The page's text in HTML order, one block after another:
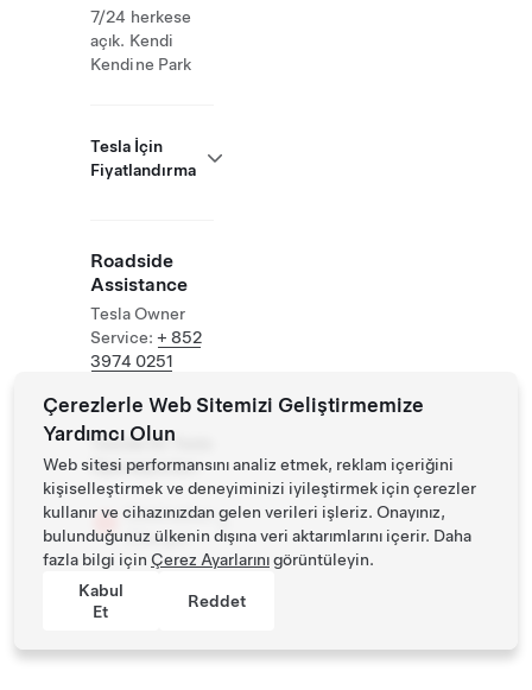
7/24 herkese
açık. Kendi
Kendine Park
Tesla İçin
Fiyatlandırma
Roadside
Assistance
Tesla Owner
Service: + 852
3974 0251
Tesiste Ek Tesla
Operasyonları
Destination
Charger
Çerezlerle Web Sitemizi Geliştirmemize
Yardımcı Olun
Web sitesi performansını analiz etmek, reklam içeriğini
kişiselleştirmek ve deneyiminizi iyileştirmek için çerezler
kullanır ve cihazınızdan gelen verileri işleriz. Onayınız,
bulunduğunuz ülkenin dışına veri aktarımlarını içerir. Daha
fazla bilgi için Çerez Ayarlarınıgörüntüleyin.
Kabul
Et
Reddet